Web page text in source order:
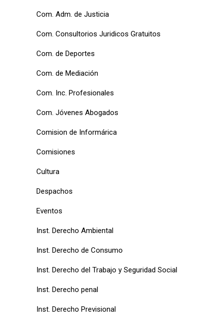
Com. Adm. de Justicia
Com. Consultorios Juridicos Gratuitos
Com. de Deportes
Com. de Mediación
Com. Inc. Profesionales
Com. Jóvenes Abogados
Comision de Informárica
Comisiones
Cultura
Despachos
Eventos
Inst. Derecho Ambiental
Inst. Derecho de Consumo
Inst. Derecho del Trabajo y Seguridad Social
Inst. Derecho penal
Inst. Derecho Previsional